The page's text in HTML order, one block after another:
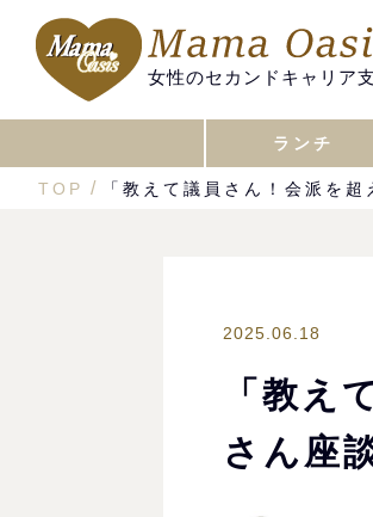
女性のセカンドキャリア
ランチ
TOP 「教えて議員さん！会派を
2025.06.18
「教え
さん座